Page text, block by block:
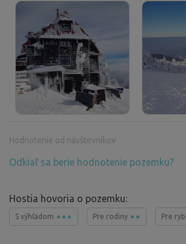
Hodnotenie od návštevníkov
Odkiaľ sa berie hodnotenie pozemku?
Hostia hovoria o pozemku:
S výhľadom Pre rodiny Pre